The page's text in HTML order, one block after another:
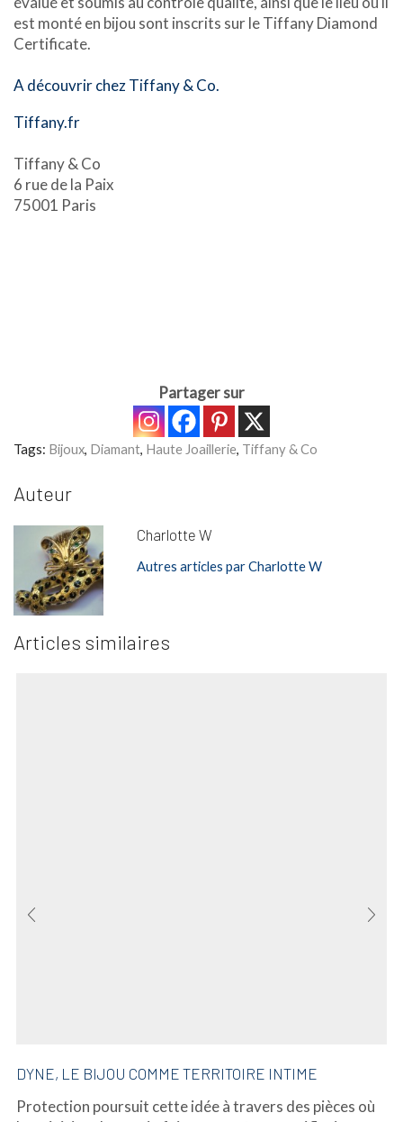
est monté en bijou sont inscrits sur le Tiffany Diamond
Certificate.
A découvrir chez Tiffany & Co.
Tiffany.fr
Tiffany & Co
6 rue de la Paix
75001 Paris
Partager sur
Tags: Bijoux, Diamant, Haute Joaillerie, Tiffany & Co
Auteur
Charlotte W
Autres articles par Charlotte W
Articles similaires
DYNE, LE BIJOU COMME TERRITOIRE INTIME
Protection poursuit cette idée à travers des pièces où